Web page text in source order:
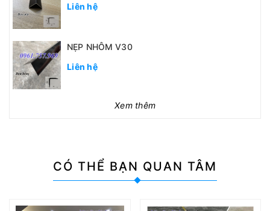
Liên hệ
NẸP NHÔM V30
Liên hệ
Xem thêm
CÓ THỂ BẠN QUAN TÂM